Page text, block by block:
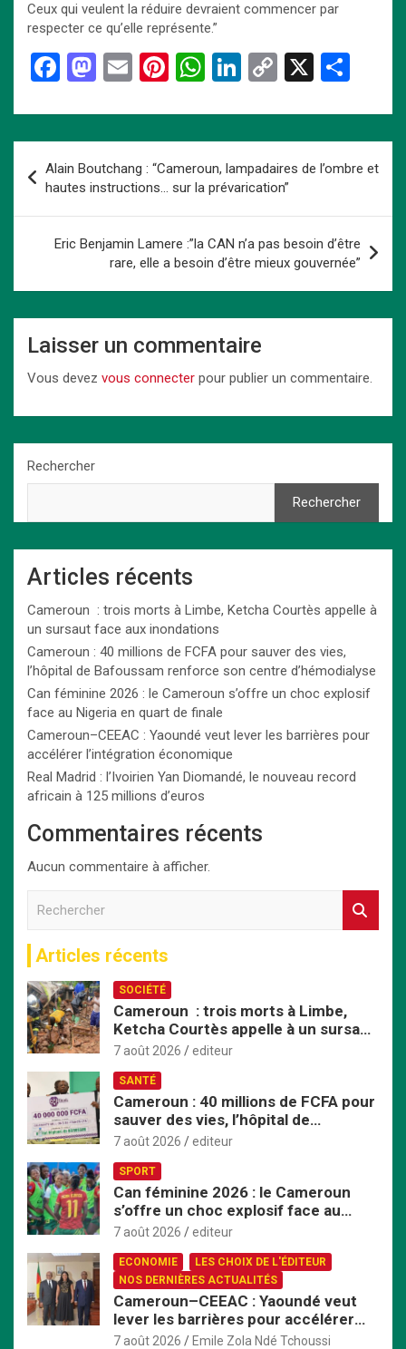
Ceux qui veulent la réduire devraient commencer par
respecter ce qu’elle représente.”
F
ce
b
o
o
k
M
st
d
o
n
E
ail
Pi
er
t
W
at
A
p
p
Li
ke
n
C
py
Li
n
k
X
ta
er
de
l’article
Alain Boutchang : “Cameroun, lampadaires de l’ombre et
hautes instructions… sur la prévarication”
Eric Benjamin Lamere :”la CAN n’a pas besoin d’être
rare, elle a besoin d’être mieux gouvernée”
Laisser un commentaire
Vous devez vous connecter pour publier un commentaire.
Rechercher
Rechercher
Articles récents
Cameroun : trois morts à Limbe, Ketcha Courtès appelle à
un sursaut face aux inondations
Cameroun : 40 millions de FCFA pour sauver des vies,
l’hôpital de Bafoussam renforce son centre d’hémodialyse
Can féminine 2026 : le Cameroun s’offre un choc explosif
face au Nigeria en quart de finale
Cameroun–CEEAC : Yaoundé veut lever les barrières pour
accélérer l’intégration économique
Real Madrid : l’Ivoirien Yan Diomandé, le nouveau record
africain à 125 millions d’euros
Commentaires récents
Aucun commentaire à afficher.
r
c
h
e
r
Articles récents
SOCIÉTÉ
Cameroun : trois morts à Limbe,
Ketcha Courtès appelle à un sursaut
face aux inondations
7 août 2026 editeur
SANTÉ
Cameroun : 40 millions de FCFA pour
sauver des vies, l’hôpital de
Bafoussam renforce son centre
7 août 2026 editeur
SPORT
Can féminine 2026 : le Cameroun
s’offre un choc explosif face au
Nigeria en quart de finale
7 août 2026 editeur
ECONOMIE
LES CHOIX DE L'ÉDITEUR
NOS DERNIÈRES ACTUALITÉS
Cameroun–CEEAC : Yaoundé veut
lever les barrières pour accélérer
l’intégration économique
7 août 2026 Emile Zola Ndé Tchoussi